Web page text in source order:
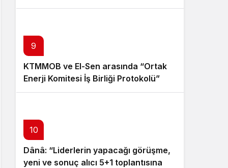
9
KTMMOB ve El-Sen arasında “Ortak
Enerji Komitesi İş Birliği Protokolü”
imzalandı
10
Dânâ: “Liderlerin yapacağı görüşme,
yeni ve sonuç alıcı 5+1 toplantısına